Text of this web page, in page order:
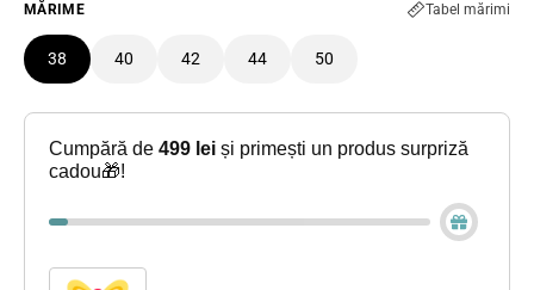
MĂRIME Tabel mărimi
38 40 42 44 50
Cumpără de499 lei și primești un produs surpriză
cadou🎁!